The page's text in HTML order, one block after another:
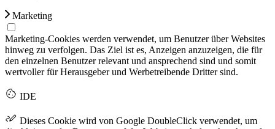
Marketing
Marketing-Cookies werden verwendet, um Benutzer über Websites
hinweg zu verfolgen. Das Ziel ist es, Anzeigen anzuzeigen, die für
den einzelnen Benutzer relevant und ansprechend sind und somit
wertvoller für Herausgeber und Werbetreibende Dritter sind.
IDE
Dieses Cookie wird von Google DoubleClick verwendet, um